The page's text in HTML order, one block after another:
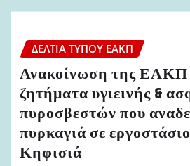
ΔΕΛΤΊΑ ΤΎΠΟΥ ΕΑΚΠ
Ανακοίνωση της ΕΑΚΠ
ζητήματα υγιεινής &
πυροσβεστών που
πυρκαγιά σε
Κηφισιά